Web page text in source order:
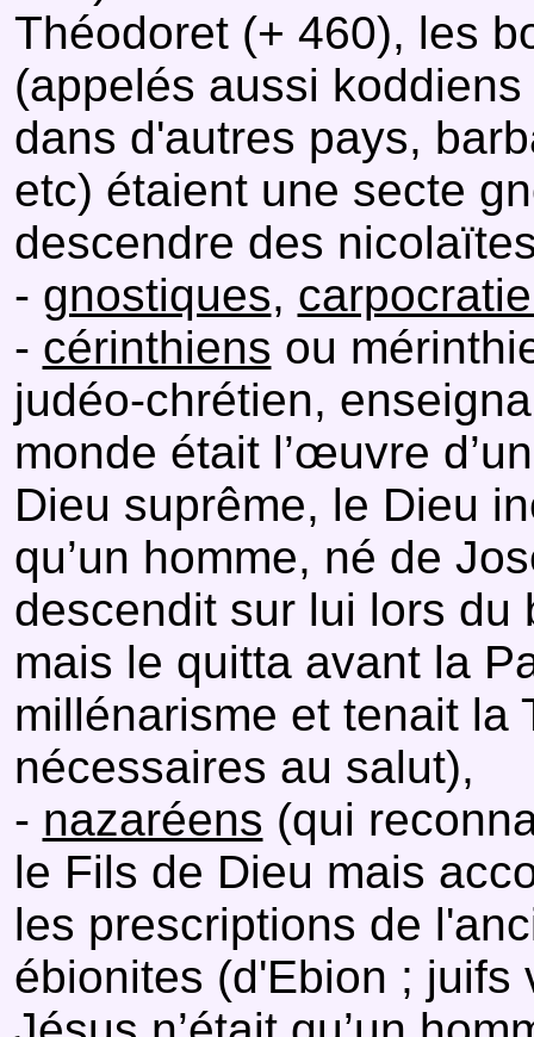
Théodoret (+ 460), les
(appelés aussi
dans d'autres pays,
etc) étaient une secte
descendre des
- gnostiques,
- cérinthiens ou
judéo-chrétien,
monde était l’œuvre
Dieu suprême, le Dieu
qu’un homme, né de
descendit sur lui lors du
mais le quitta avant la
millénarisme et tenait la
nécessaires au salut),
- nazaréens (qui
le Fils de Dieu mais
les prescriptions de
ébionites (d'Ebion ; juifs